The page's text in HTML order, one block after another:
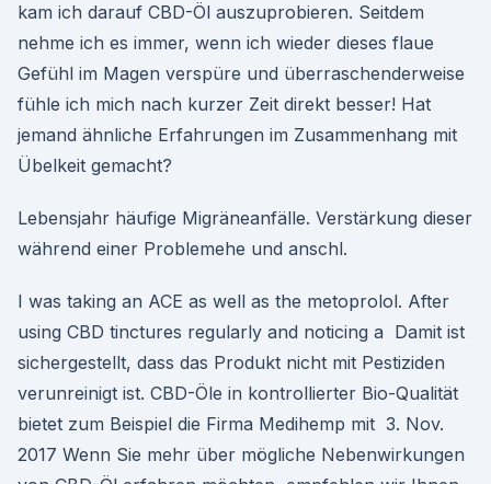
kam ich darauf CBD-Öl auszuprobieren. Seitdem
nehme ich es immer, wenn ich wieder dieses flaue
Gefühl im Magen verspüre und überraschenderweise
fühle ich mich nach kurzer Zeit direkt besser! Hat
jemand ähnliche Erfahrungen im Zusammenhang mit
Übelkeit gemacht?
Lebensjahr häufige Migräneanfälle. Verstärkung dieser
während einer Problemehe und anschl.
I was taking an ACE as well as the metoprolol. After
using CBD tinctures regularly and noticing a Damit ist
sichergestellt, dass das Produkt nicht mit Pestiziden
verunreinigt ist. CBD-Öle in kontrollierter Bio-Qualität
bietet zum Beispiel die Firma Medihemp mit 3. Nov.
2017 Wenn Sie mehr über mögliche Nebenwirkungen